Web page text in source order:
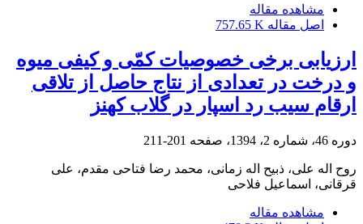
مشاهده مقاله
اصل مقاله 757.65 K
ارزیابی برخی خصوصیات کمّی و کیفی میوه
و درخت در تعدادی از نتاج حاصل از تلاقی
ارقام سیب رد اسپار در گلاب کهنز
دوره 46، شماره 2، 1394، صفحه 201-211
روح اله علی، ذبیح اله زمانی، محمد رضا فتاحی مقدم، علی
قرقانی، اسماعیل فلاحی
مشاهده مقاله